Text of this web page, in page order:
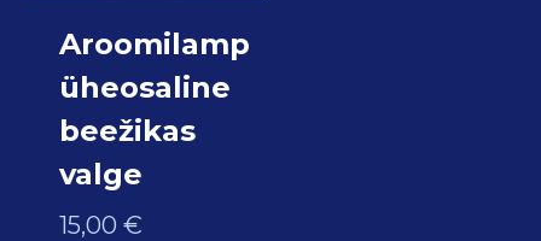
Aroomilamp
üheosaline
beežikas
valge
15,00 €